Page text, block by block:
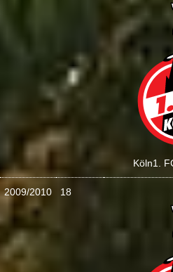
Köln1.
2009/2010 18